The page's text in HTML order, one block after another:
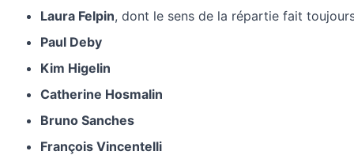
Laura Felpin, dont le sens de la répartie fait
Paul Deby
Kim Higelin
Catherine Hosmalin
Bruno Sanches
François Vincentelli